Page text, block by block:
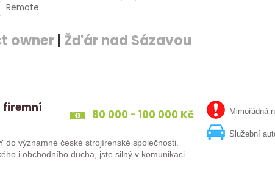
Remote
owner| Žďár nad Sázavou
firemní
80 000 - 100 000 Kč
do významné české strojírenské společnosti.
i obchodního ducha, jste silný v komunikaci a
Mimořádná
Služební